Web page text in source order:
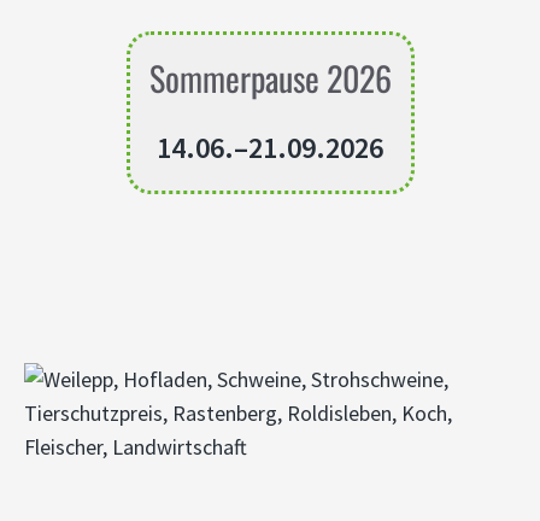
Sommerpause 2026
14.06.–21.09.2026